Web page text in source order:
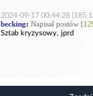
2024-09-17 00:44:28
becking: Napisał postów [
Sztab kryzysowy, jprd